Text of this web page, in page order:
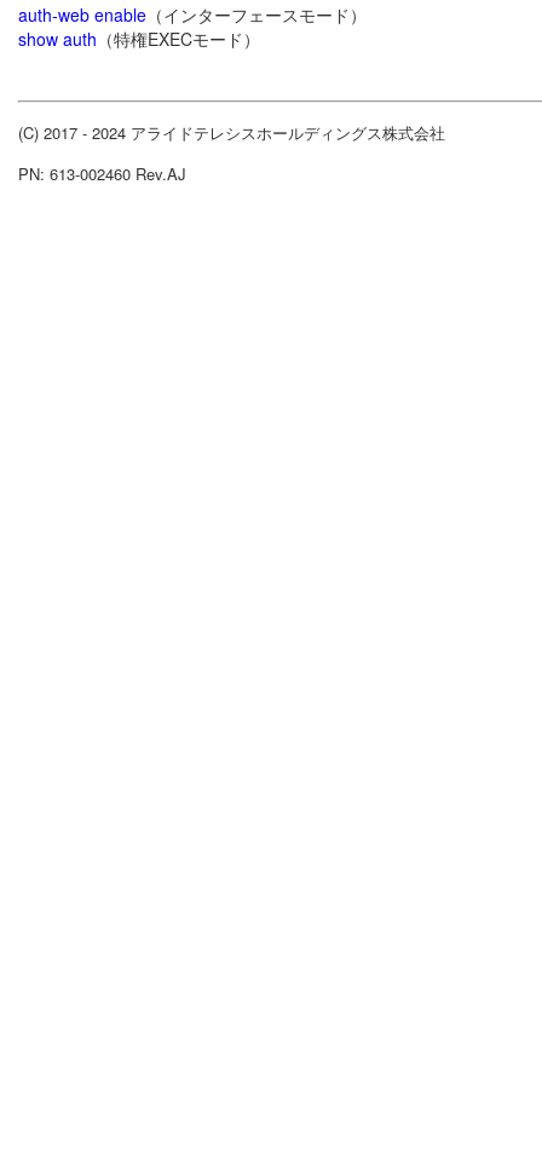
auth-web enable （インターフェースモード）
show auth （特権EXECモード）
(C) 2017 - 2024 アライドテレシスホールディングス株式会社
PN: 613-002460 Rev.AJ